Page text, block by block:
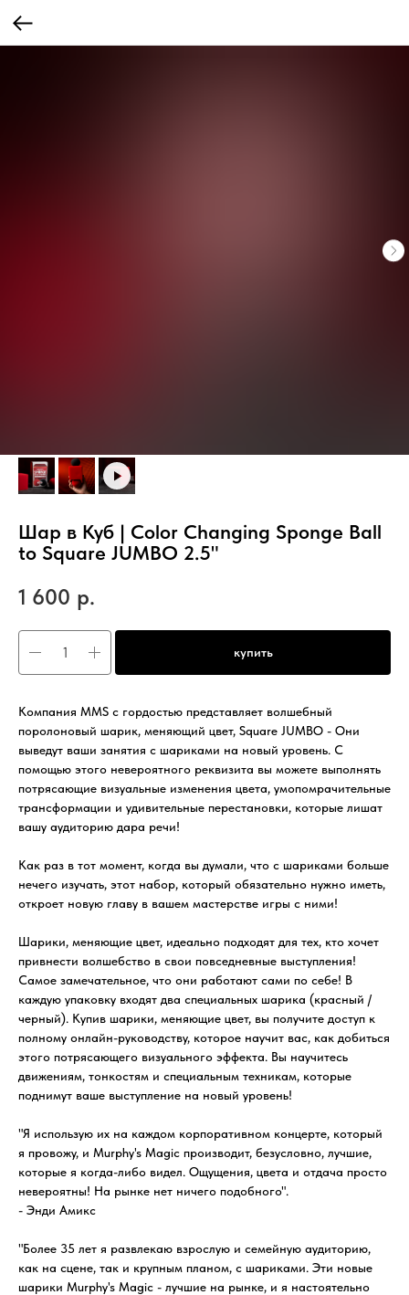
Шар в Куб | Color Changing Sponge Ball
to Square JUMBO 2.5"
1 600 р.
купить
Компания MMS с гордостью представляет волшебный
поролоновый шарик, меняющий цвет, Square JUMBO - Они
выведут ваши занятия с шариками на новый уровень. С
помощью этого невероятного реквизита вы можете выполнять
потрясающие визуальные изменения цвета, умопомрачительные
трансформации и удивительные перестановки, которые лишат
вашу аудиторию дара речи!
Как раз в тот момент, когда вы думали, что с шариками больше
нечего изучать, этот набор, который обязательно нужно иметь,
откроет новую главу в вашем мастерстве игры с ними!
Шарики, меняющие цвет, идеально подходят для тех, кто хочет
привнести волшебство в свои повседневные выступления!
Самое замечательное, что они работают сами по себе! В
каждую упаковку входят два специальных шарика (красный /
черный). Купив шарики, меняющие цвет, вы получите доступ к
полному онлайн-руководству, которое научит вас, как добиться
этого потрясающего визуального эффекта. Вы научитесь
движениям, тонкостям и специальным техникам, которые
поднимут ваше выступление на новый уровень!
"Я использую их на каждом корпоративном концерте, который
я провожу, и Murphy's Magic производит, безусловно, лучшие,
которые я когда-либо видел. Ощущения, цвета и отдача просто
невероятны! На рынке нет ничего подобного".
- Энди Амикс
"Более 35 лет я развлекаю взрослую и семейную аудиторию,
как на сцене, так и крупным планом, с шариками. Эти новые
шарики Murphy's Magic - лучшие на рынке, и я настоятельно